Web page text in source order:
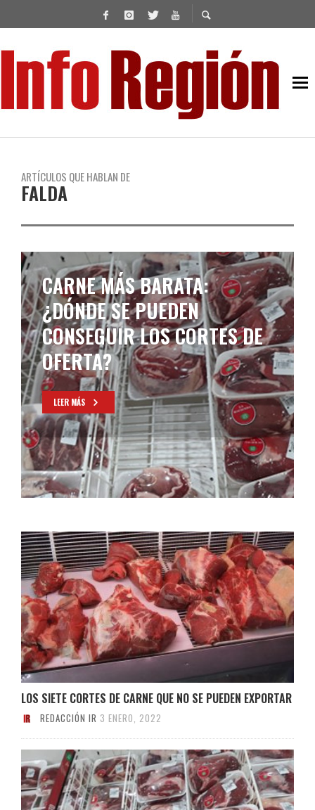
ARTÍCULOS QUE HABLAN DE
FALDA
CARNE MÁS BARATA:
¿DÓNDE SE PUEDEN
CONSEGUIR LOS CORTES DE
OFERTA?
LEER MÁS
LOS SIETE CORTES DE CARNE QUE NO SE PUEDEN EXPORTAR
REDACCIÓN IR 3 ENERO, 2022